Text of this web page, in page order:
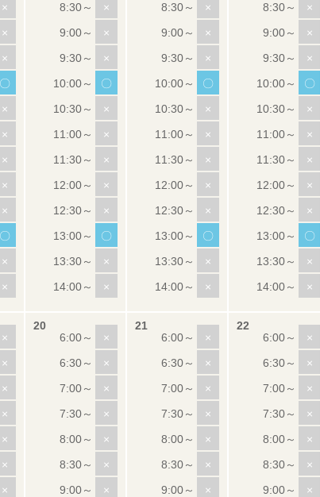
×
×
×
〇
×
×
×
×
×
〇
×
×
×
×
×
〇
×
×
×
×
×
〇
×
×
×
×
×
〇
×
×
×
×
×
〇
×
×
×
×
×
〇
×
×
×
×
×
〇
×
×
×
×
×
×
×
×
×
×
×
×
×
×
×
×
×
×
×
×
×
×
×
×
×
×
×
×
×
×